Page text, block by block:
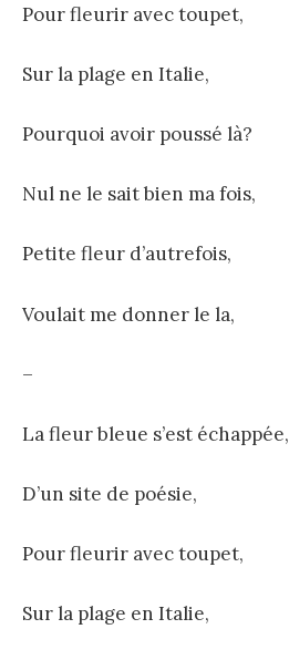
Pour fleurir avec toupet,
Sur la plage en Italie,
Pourquoi avoir poussé là?
Nul ne le sait bien ma fois,
Petite fleur d’autrefois,
Voulait me donner le la,
–
La fleur bleue s’est échappée,
D’un site de poésie,
Pour fleurir avec toupet,
Sur la plage en Italie,